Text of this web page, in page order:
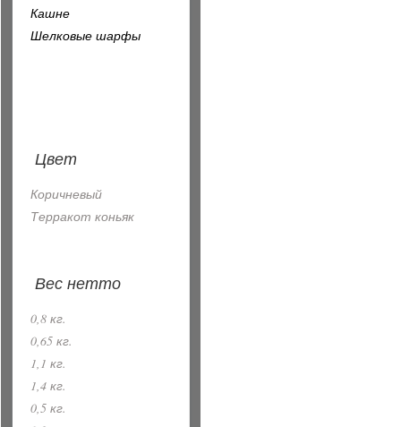
Кашне
Шелковые шарфы
Цвет
Коричневый
Терракот коньяк
Вес нетто
0,8 кг.
0,65 кг.
1,1 кг.
1,4 кг.
0,5 кг.